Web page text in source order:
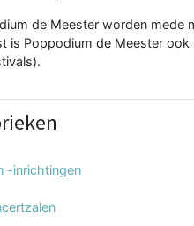
de Meester worden mede
is Poppodium de Meester
-inrichtingen